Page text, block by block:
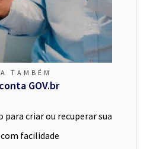
TAMBÉM
GOV.br
para criar ou recuperar sua
facilidade